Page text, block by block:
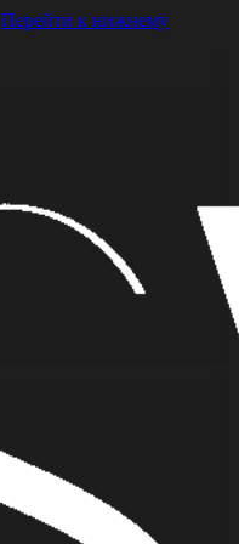
Перейти к нижнему